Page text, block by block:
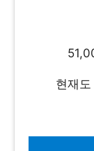
현재